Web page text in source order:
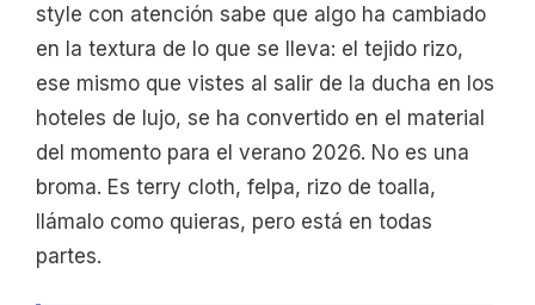
style con atención sabe que algo ha cambiado
en la textura de lo que se lleva: el tejido rizo,
ese mismo que vistes al salir de la ducha en los
hoteles de lujo, se ha convertido en el material
del momento para el verano 2026. No es una
broma. Es terry cloth, felpa, rizo de toalla,
llámalo como quieras, pero está en todas
partes.